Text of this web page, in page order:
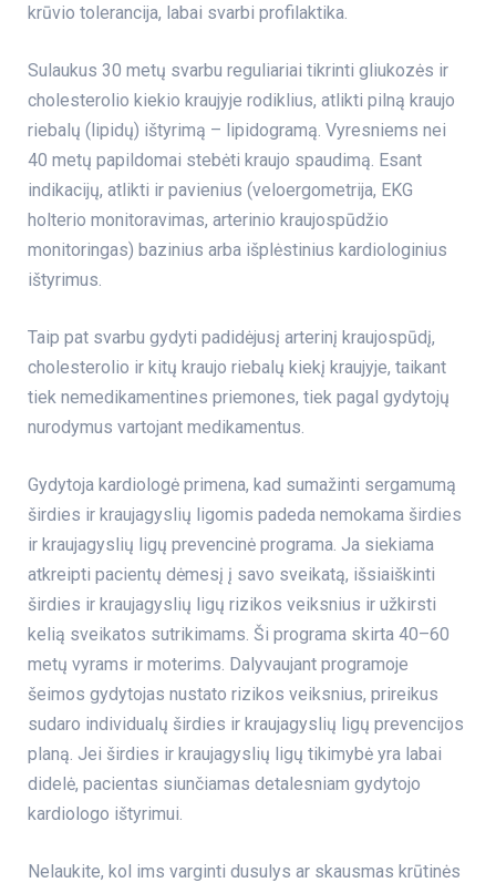
krūvio tolerancija, labai svarbi profilaktika.
Sulaukus 30 metų svarbu reguliariai tikrinti gliukozės ir
cholesterolio kiekio kraujyje rodiklius, atlikti pilną kraujo
riebalų (lipidų) ištyrimą – lipidogramą. Vyresniems nei
40 metų papildomai stebėti kraujo spaudimą. Esant
indikacijų, atlikti ir pavienius (veloergometrija, EKG
holterio monitoravimas, arterinio kraujospūdžio
monitoringas) bazinius arba išplėstinius kardiologinius
ištyrimus.
Taip pat svarbu gydyti padidėjusį arterinį kraujospūdį,
cholesterolio ir kitų kraujo riebalų kiekį kraujyje, taikant
tiek nemedikamentines priemones, tiek pagal gydytojų
nurodymus vartojant medikamentus.
Gydytoja kardiologė primena, kad sumažinti sergamumą
širdies ir kraujagyslių ligomis padeda nemokama širdies
ir kraujagyslių ligų prevencinė programa. Ja siekiama
atkreipti pacientų dėmesį į savo sveikatą, išsiaiškinti
širdies ir kraujagyslių ligų rizikos veiksnius ir užkirsti
kelią sveikatos sutrikimams. Ši programa skirta 40–60
metų vyrams ir moterims. Dalyvaujant programoje
šeimos gydytojas nustato rizikos veiksnius, prireikus
sudaro individualų širdies ir kraujagyslių ligų prevencijos
planą. Jei širdies ir kraujagyslių ligų tikimybė yra labai
didelė, pacientas siunčiamas detalesniam gydytojo
kardiologo ištyrimui.
Nelaukite, kol ims varginti dusulys ar skausmas krūtinės